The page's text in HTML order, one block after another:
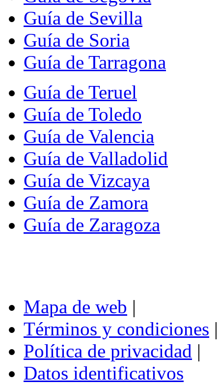
Guía de Sevilla
Guía de Soria
Guía de Tarragona
Guía de Teruel
Guía de Toledo
Guía de Valencia
Guía de Valladolid
Guía de Vizcaya
Guía de Zamora
Guía de Zaragoza
Mapa de web |
Términos y condiciones |
Política de privacidad |
Datos identificativos